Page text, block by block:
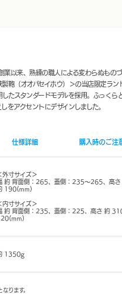
以来、熟練の職人による変わらぬもの
鞄（オオバセイホウ）＞の当店限定ラン
たスタンダードモデルを採用。ふっくら
をアクセントにデザインしました。
仕様詳細 購入時のご注
外寸サイズ＞
約 背面側：265、蓋側：235〜265、高
190(mm)
内寸サイズ＞
約 背面側：235、蓋側：225、高さ 約
1350g
ります。